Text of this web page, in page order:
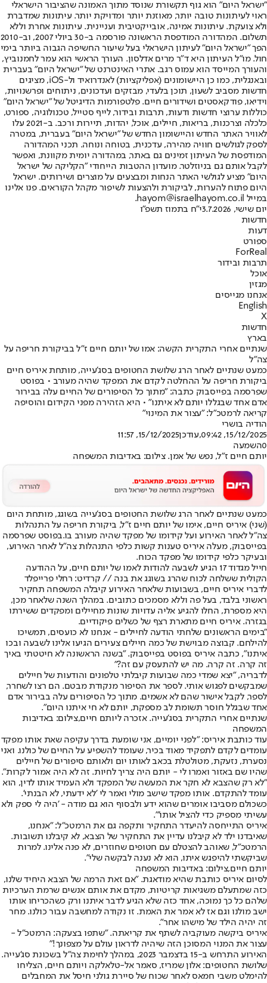
"ישראל היום" הוא גוף תקשורת שנוסד מתוך האמונה שהציבור הישראלי
ראוי לעיתונות טובה יותר, מאוזנת יותר ומדויקת יותר. עיתונות שמדברת
ולא צועקת. עיתונות אמינה, אובייקטיבית ועניינית. עיתונות אחרת וללא
תשלום. המהדורה המודפסת הראשונה פורסמה ב-30 ביולי 2007, וב-2010
הפך "ישראל היום" לעיתון הישראלי בעל שיעור החשיפה הגבוה ביותר בימי
חול. מו"ל העיתון היא ד"ר מרים אדלסון. העורך הראשי הוא עמר לחמנוביץ,
והעורך המייסד הוא עמוס רגב. אתרי האינטרנט של "ישראל היום" בעברית
ובאנגלית, כמו כן היישומונים (אפליקציות) לאנדרואיד ול-iOS, מציגים
חדשות מסביב לשעון, תוכן בלעדי, מבזקים ועדכונים, ניתוחים ופרשנויות,
וידיאו, פודקאסטים ושידורים חיים. פלטפורמות הדיגיטל של "ישראל היום"
כוללות ערוצי חדשות ודעות, תרבות ובידור, לייף סטייל, טכנולוגיה, ספורט,
כלכלה וצרכנות, בריאות, חיילים, אוכל, יהדות, תיירות ורכב. ב-2021 עלו
לאוויר האתר החדש והיישומון החדש של "ישראל היום" בעברית, במטרה
לספק לגולשים חוויה מהירה, עדכנית, בטוחה ונוחה. תכני המהדורה
המודפסת של העיתון זמינים גם באתר, במהדורה יומית מקוונת, ואפשר
לקבל אותם גם בניוזלטר. מועדון ההטבות הייחודי "הקליקה של ישראל
היום" מציע לגולשי האתר הנחות ומבצעים על מוצרים ושירותים. ישראל
היום פתוח להערות, לביקורת ולהצעות לשיפור מקהל הקוראים. פנו אלינו
במייל hayom@israelhayom.co.il.
יום שישי, 3.7.2026
י"ח בתמוז תשפ"ו
חדשות
דעות
ספורט
ForReal
תרבות ובידור
אוכל
מגזין
אנחנו מגייסים
English
X
חדשות
בארץ
שנתיים אחרי התקרית הקשה: אמו של יותם חיים ז"ל בביקורת חריפה על
צה"ל
כמעט שנתיים לאחר הרג שלושת החטופים בסג'עייה, מותחת איריס חיים
ביקורת חריפה על ההחלטה לקדם את המפקד שהיה מעורב • בפוסט
שפרסמה בפייסבוק כתבה: "מתוך כל הסיפורים של החיים עלה בבירור
אדם אחד שבגללו יותם לא איתנו" • היא הזהירה מפני הקידום והוסיפה
קריאה לרמטכ"ל: "עצור את המינוי"
הודיה בושרי
15/12/2025, 09:42
,עודכן15/12/2025, 11:57
0השמעה
יותם חיים ז"ל, נפש של אמן. צילום: באדיבות המשפחה
כמעט שנתיים לאחר הרג שלושת החטופים בסג'עייה בשוגג, מותחת היום
(שני) איריס חיים, אימו של יותם חיים ז"ל, ביקורת חריפה על התנהלות
צה"ל לאחר האירוע ועל קידומו של מפקד שהיה מעורב בו.בפוסט שפרסמה
בפייסבוק, מעלה איריס טענות קשות כלפי התנהלות צה"ל לאחר האירוע,
ובעיקר כלפי קידומו של מפקד הכוח.
חייל מגדוד 17 הגיע לשבעה להודות לאמו של יותם חיים, על ההודעה
הקולית ששלחה לכוח שהרג בשוגג את בנה // קרדיט: רחלי פרייפלד
לדברי איריס חיים, בשבועות שלאחר האירוע קיבלה המשפחה תחקיר
ראשוני בלבד, בעל פה וללא מסמכים כתובים. במהלך השנה שלאחר מכן,
היא מספרת, החלו להגיע אליה עדויות שונות מחיילים ומפקדים ששירתו
בגזרה. איריס חיים מתארת רצף של כשלים פיקודיים.
"בימים הראשונים שלחתי הודעה לחיילים - אנחנו לא כועסים, תמשיכו
להילחם. קבוצה מבוישת של כמה חיילים צעירים הגיעו אלינו לשבעה ובכו
איתנו", כתבה איריס בפוסט בפייסבוק. "בשנה הראשונה לא חיטטתי באיך
זה קרה. זה קרה. מה יש להתעסק עם זה?"
לדבריה, "יצא שמדי כמה שבועות קיבלתי טלפונים והודעות של חיילים
שמבקשים לפגוש אותי. לספר את הסיפור מנקודת מבטם. הם רצו לשחרר,
לספר, לקבל אישור שהם לא אשמים. מתוך כל הסיפורים עלה בבירור אדם
אחד שבגלל חוסר תשומת לב מספקת, יותם לא חי איתנו היום".
שנתיים אחרי התקרית בסג'עייה. אזכרה ליותם חיים,צילום: באדיבות
המשפחה
עוד כותבת איריס: "לפני יומיים, אני שומעת בדרך עקיפה שאת אותו מפקד
עומדים לקדם לתפקיד מאוד בכיר, שעומד להשפיע על החיים של כולנו. ואני
נסערת, נזעקת, מטולטלת בכאב לאותו יום ולאותם סיפורים של חיילים
שהיו שם באזור ואמרו לי - יותם היה צריך לחיות. זה לא היה אמור לקרות".
"לא רק שהצבא לא חקר את המעשה של המפקד ולא העמיד אותו לדין, הוא
עומד להתקדם. אותו מפקד שישב מולי ואמר לי 'לא ידעתי, לא הבנתי'.
כשכולם מסביבו אומרים שהוא ידע ולבסוף הוא גם מודה - 'היה לי ספק ולא
עשיתי מספיק כדי להציל אותו'".
איריס התייחסה להיעדר התחקיר ותקפה גם את הרמטכ"ל: "אנחנו,
שאיבדנו ילד לא קיבלנו עדיין את התחקיר של הצבא, לא קיבלנו תשובות.
הרמטכ"ל, שאוהב להצטלם עם חטופים שחוזרים, לא פנה אלינו. למרות
שביקשתי להיפגש איתו, הוא לא נענה לבקשה שלי".
יותם חיים,צילום: באדיבות המשפחה
לסיום איריס כותבת שהיא מודאגת. "אם זאת הרמה של הצבא היחיד שלנו,
כזה שמתעלם משגיאות קריטיות, מקדם את אותם אנשים שרמת הערכיות
שלהם כל כך נמוכה, אחד כזה שלא הגיע לדבר איתנו ורק כשהכריחו אותו
ישב מולנו וגם אז לא אמר את האמת. זו נקודה למחשבה עבור כולנו. מחר
זה יהיה הילד של מישהו אחר".
איריס ביקשה מעוקביה לשתף את קריאתה. "שתפו בצעקה: הרמטכ"ל -
עצור את המנוי המסוכן הזה שיהיה לדראון עולם על מצפונך!"
האירוע התרחש ב-15 בדצמבר 2023, במהלך לחימת צה"ל בשכונת סג'עייה.
שלושת החטופים: אלון שמריז, סאמר אל-טלאלקה ויותם חיים, הצליחו
להימלט משבי חמאס לאחר שכוח של סיירת גולני חיסל את המחבלים